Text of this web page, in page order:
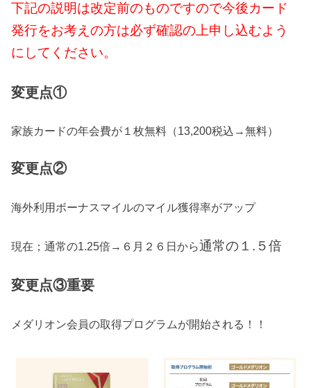
下記の説明は改定前のものですので今後カード
発行をお考えの方は必ず確認の上申し込むよう
にしてください。
変更点①
家族カードの年会費が１枚無料（13,200税込→無料）
変更点②
海外利用ボーナスマイルのマイル獲得率がアップ
現在；通常の1.25倍→６月２６日から通常の１.５倍
変更点③重要
メダリオン会員の取得プログラムが開始される！！